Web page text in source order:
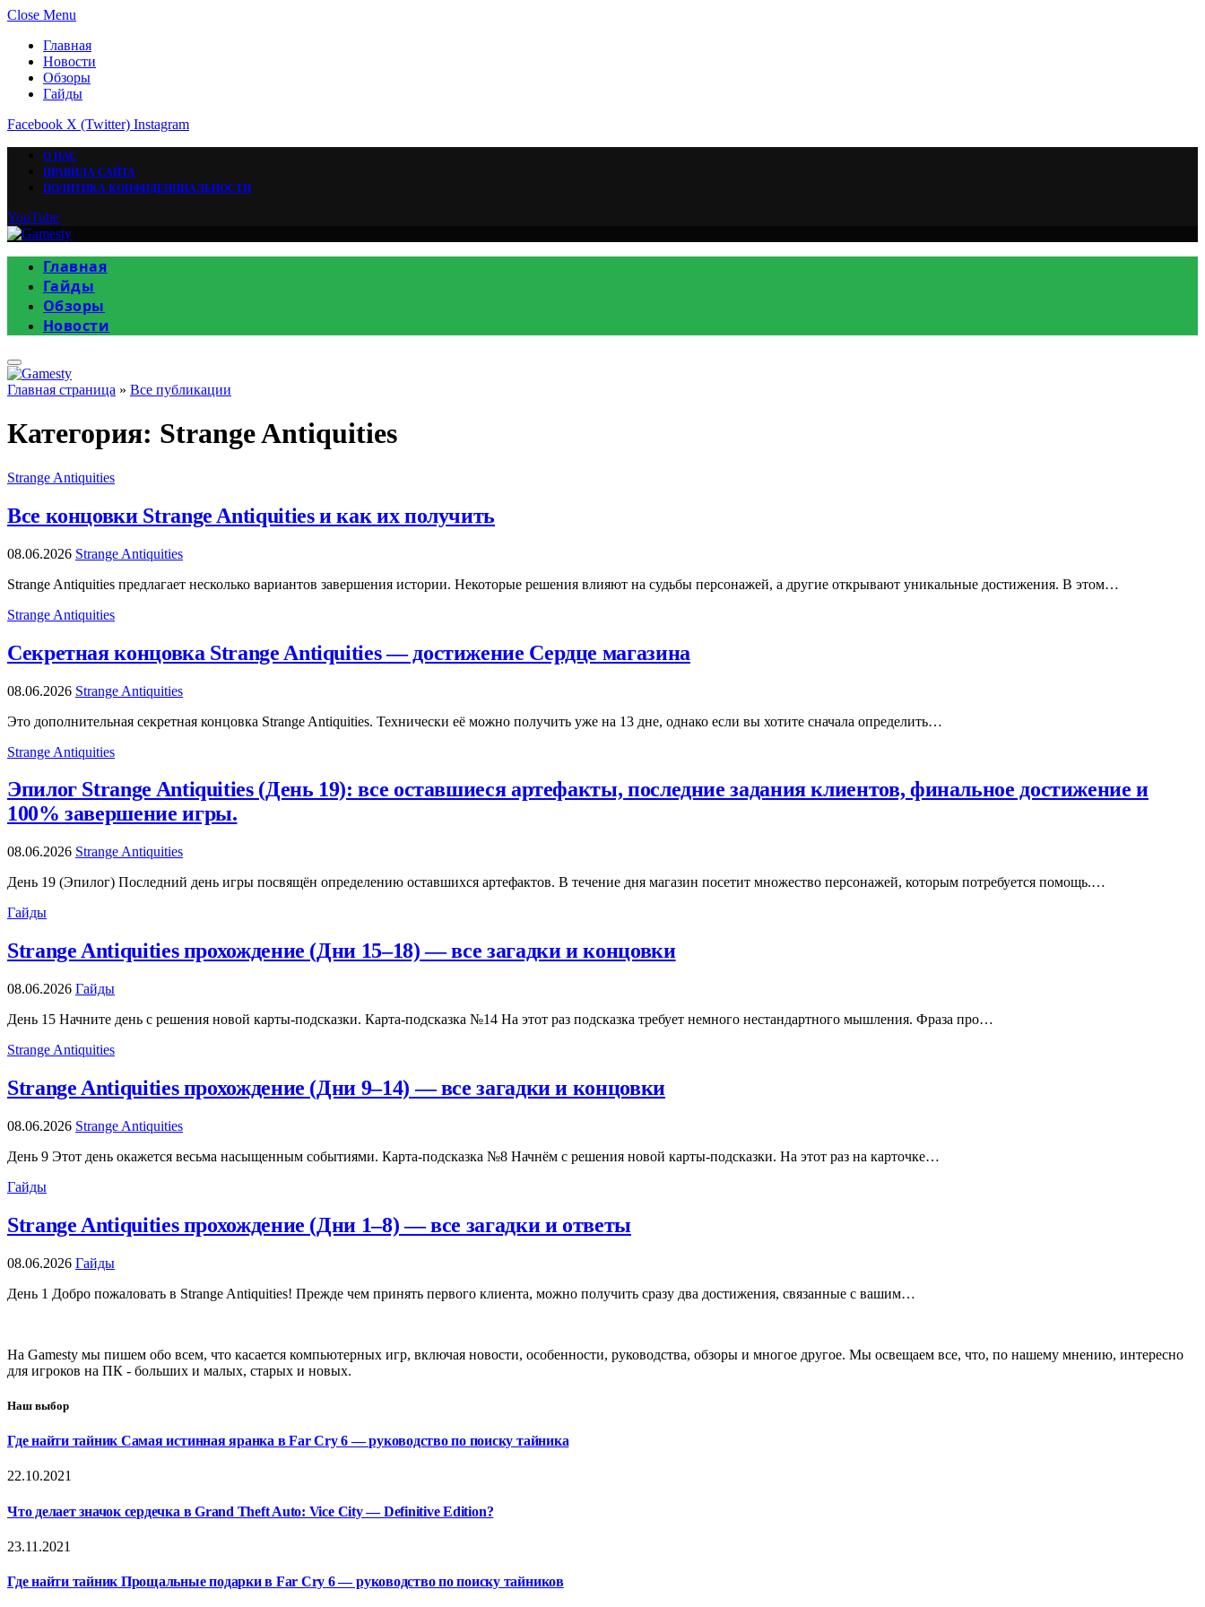
Close Menu
Главная
Новости
Обзоры
Гайды
Facebook X (Twitter) Instagram
О НАС
ПРАВИЛА САЙТА
ПОЛИТИКА КОНФИДЕНЦИАЛЬНОСТИ
YouTube
Главная
Гайды
Обзоры
Новости
Главная страница » Все публикации
Категория: Strange Antiquities
Strange Antiquities
Все концовки Strange Antiquities и как их получить
08.06.2026 Strange Antiquities
Strange Antiquities предлагает несколько вариантов завершения истории. Некоторые решения влияют на судьбы персонажей, а другие открывают уникальные достижения. В этом…
Strange Antiquities
Секретная концовка Strange Antiquities — достижение Сердце магазина
08.06.2026 Strange Antiquities
Это дополнительная секретная концовка Strange Antiquities. Технически её можно получить уже на 13 дне, однако если вы хотите сначала определить…
Strange Antiquities
Эпилог Strange Antiquities (День 19): все оставшиеся артефакты, последние задания клиентов, финальное достижение и
100% завершение игры.
08.06.2026 Strange Antiquities
День 19 (Эпилог) Последний день игры посвящён определению оставшихся артефактов. В течение дня магазин посетит множество персонажей, которым потребуется помощь.…
Гайды
Strange Antiquities прохождение (Дни 15–18) — все загадки и концовки
08.06.2026 Гайды
День 15 Начните день с решения новой карты-подсказки. Карта-подсказка №14 На этот раз подсказка требует немного нестандартного мышления. Фраза про…
Strange Antiquities
Strange Antiquities прохождение (Дни 9–14) — все загадки и концовки
08.06.2026 Strange Antiquities
День 9 Этот день окажется весьма насыщенным событиями. Карта-подсказка №8 Начнём с решения новой карты-подсказки. На этот раз на карточке…
Гайды
Strange Antiquities прохождение (Дни 1–8) — все загадки и ответы
08.06.2026 Гайды
День 1 Добро пожаловать в Strange Antiquities! Прежде чем принять первого клиента, можно получить сразу два достижения, связанные с вашим…
На Gamesty мы пишем обо всем, что касается компьютерных игр, включая новости, особенности, руководства, обзоры и многое другое. Мы освещаем все, что, по нашему мнению, интересно
для игроков на ПК - больших и малых, старых и новых.
Наш выбор
Где найти тайник Самая истинная яранка в Far Cry 6 — руководство по поиску тайника
22.10.2021
Что делает значок сердечка в Grand Theft Auto: Vice City — Definitive Edition?
23.11.2021
Где найти тайник Прощальные подарки в Far Cry 6 — руководство по поиску тайников